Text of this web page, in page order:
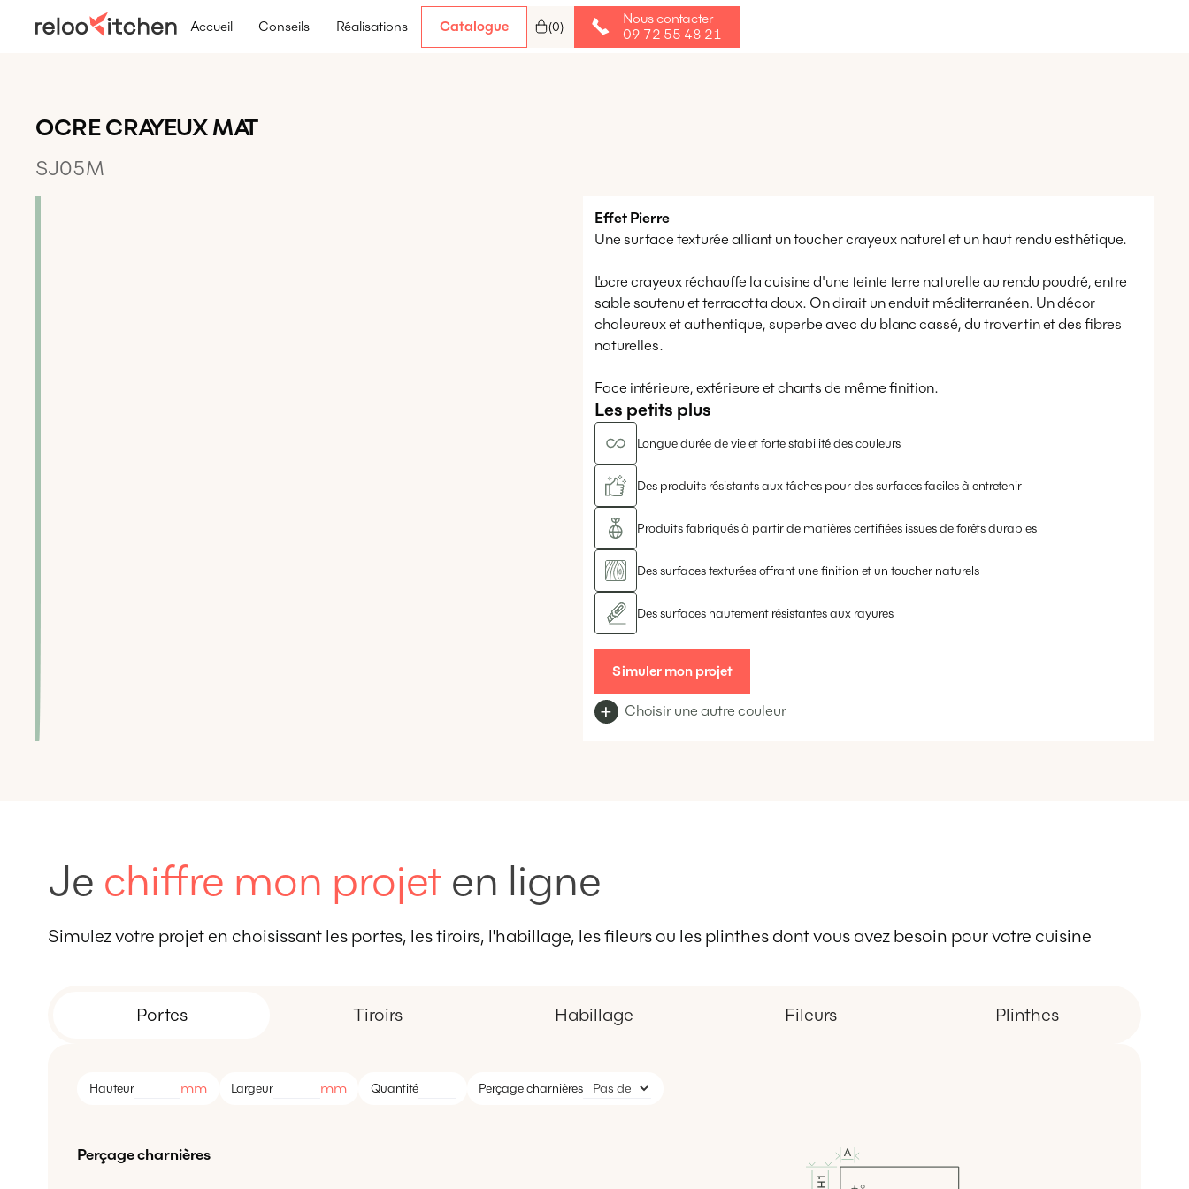
Accueil Conseils Réalisations Catalogue (0)
Nous contacter
09 72 55 48 21
OCRE CRAYEUX MAT
SJ05M
Effet Pierre
Une surface texturée alliant un toucher crayeux naturel et un haut rendu esthétique.
L'ocre crayeux réchauffe la cuisine d'une teinte terre naturelle au rendu poudré, entre
sable soutenu et terracotta doux. On dirait un enduit méditerranéen. Un décor
chaleureux et authentique, superbe avec du blanc cassé, du travertin et des fibres
naturelles.
Face intérieure, extérieure et chants de même finition.
Les petits plus
Longue durée de vie et forte stabilité des couleurs
Des produits résistants aux tâches pour des surfaces faciles à entretenir
Produits fabriqués à partir de matières certifiées issues de forêts durables
Des surfaces texturées offrant une finition et un toucher naturels
Des surfaces hautement résistantes aux rayures
Simuler mon projet
Choisir une autre couleur
Je chiffre mon projet en ligne
Simulez votre projet en choisissant les portes, les tiroirs, l'habillage, les fileurs ou les plinthes dont vous avez besoin pour votre cuisine
Portes Tiroirs Habillage Fileurs Plinthes
Hauteur mm Largeur mm Quantité Perçage charnières
Perçage charnières